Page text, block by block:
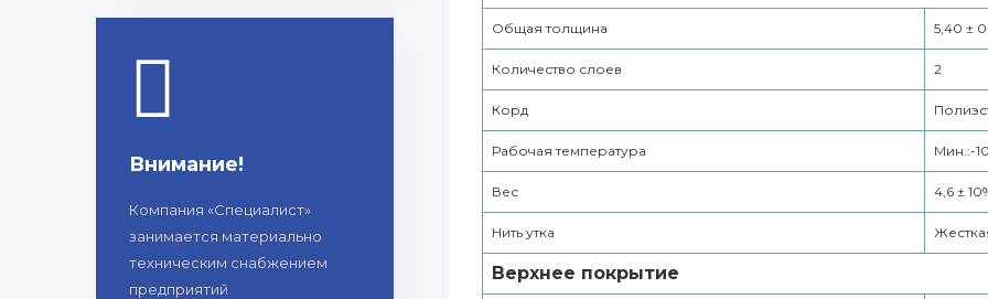
Общая толщина 5,40 ±
Количество слоев 2
Корд
Рабочая температура Мин.:-
Вес 4,6 ±
Нить утка
Верхнее покрытие
Внимание!
Компания «Специалист»
занимается материально
техническим снабжением
предприятий